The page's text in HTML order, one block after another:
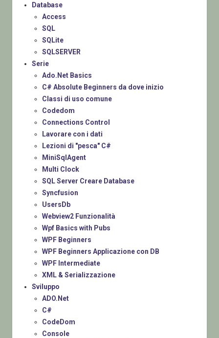
Database
Access
SQL
SQLite
SQLSERVER
Serie
Ado.Net Basics
C# Absolute Beginners da dove inizio
Classi di uso comune
Codedom
Connections Control
Lavorare con i dati
Lezioni di "pesca" C#
MiniSqlAgent
Multi Clock
SQL Server Creare Database
Syncfusion
UsersDb
Webview2 Funzionalità
Wpf Basics with Pubs
WPF Beginners
WPF Beginners Applicazione con DB
WPF Intermediate
XML & Serializzazione
Sviluppo
ADO.Net
C#
CodeDom
Console